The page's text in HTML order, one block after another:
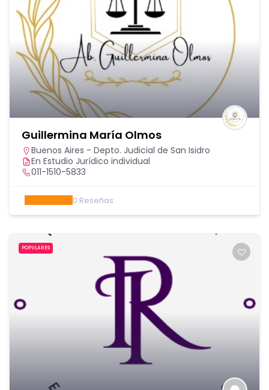
Guillermina María Olmos
Buenos Aires - Depto. Judicial de San Isidro
En Estudio Jurídico individual
011-1510-5833
0 Reseñas
POPULARES